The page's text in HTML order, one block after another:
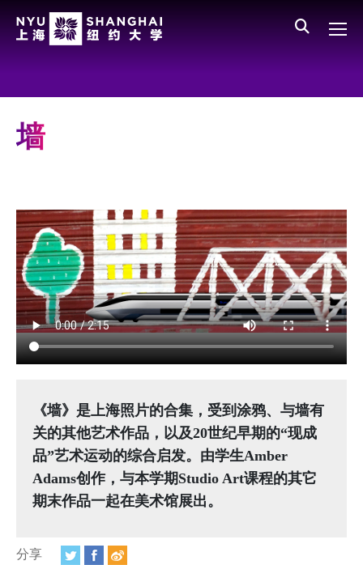
All NYU
学校领导
新闻与媒体报道
人物
聚焦
媒体视点
视频
相册
新闻简报
上海纽约大学汇刊
活动纵览
学生说
墙
《墙》是上海照片的合集，受到涂鸦、与墙有
关的其他艺术作品，以及20世纪早期的“现成
品”艺术运动的综合启发。由学生Amber
Adams创作，与本学期Studio Art课程的其它
期末作品一起在美术馆展出。
分享